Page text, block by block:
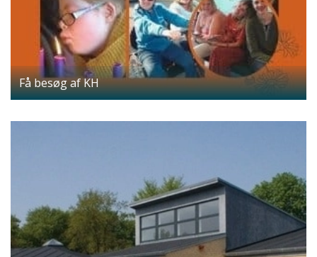
Få besøg af KH